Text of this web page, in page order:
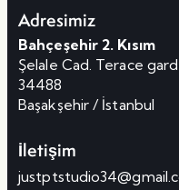
Adresimiz
Bahçeşehir 2. Kısım
Şelale Cad. Terace
34488
Başakşehir / İstanbul
İletişim